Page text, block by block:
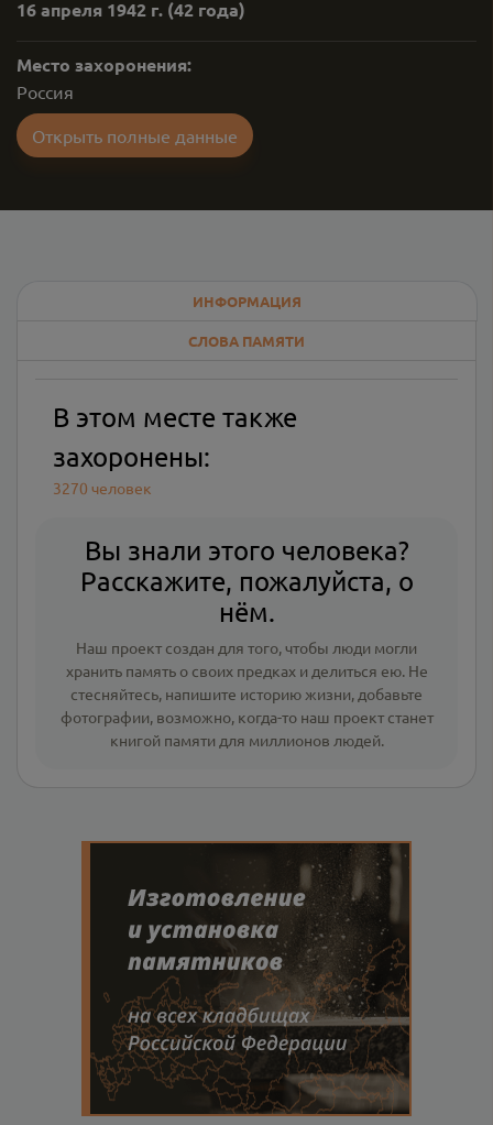
16 апреля 1942 г. (42 года)
Место захоронения:
Россия
Открыть полные данные
ИНФОРМАЦИЯ
СЛОВА ПАМЯТИ
В этом месте также
захоронены:
3270 человек
Вы знали этого человека?
Расскажите, пожалуйста, о
нём.
Наш проект создан для того, чтобы люди могли
хранить память о своих предках и делиться ею. Не
стесняйтесь, напишите историю жизни, добавьте
фотографии, возможно, когда-то наш проект станет
книгой памяти для миллионов людей.